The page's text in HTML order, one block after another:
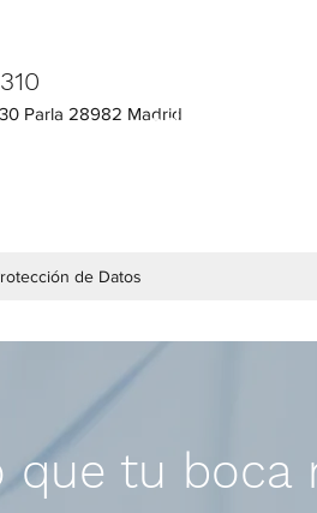
Parla 28982 Madridadriano
adriano
de Datos
que tu boca